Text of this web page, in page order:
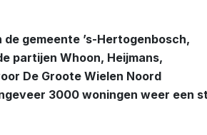
gemeente ’s-Hertogenbosch,
partijen Whoon, Heijmans,
De Groote Wielen Noord
3000 woningen weer een